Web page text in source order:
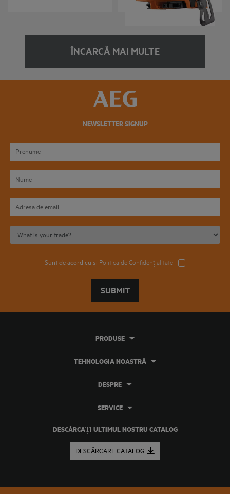
ÎNCARCĂ MAI MULTE
NEWSLETTER SIGNUP
Sunt de acord cu și Politica de Confidențialitate
SUBMIT
DESCĂRCAȚI ULTIMUL NOSTRU CATALOG
DESCĂRCARE CATALOG
PRODUSE
TEHNOLOGIA NOASTRĂ
DESPRE
SERVICE